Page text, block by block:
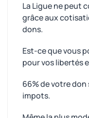
La Ligue ne peut
grâce aux
dons.
Est-ce que vous
pour vos libertés
66% de votre
impots.